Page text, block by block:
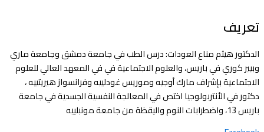
تعريف
الدكتور هيثم مناع العودات: درس الطب في جامعة دمشق وجامعة ماري
وبيير كوري في باريس، والعلوم الاجتماعية في في المعهد العالي للعلوم
الاجتماعية بإشراف مارك أوجيه وموريس غودلييه وفرانسواز هيريتييه ،
دكتور في الأنتربولوجيا اختص في المعالجة النفسية الجسدية في جامعة
باريس 13، واضطرابات النوم واليقظة من جامعة مونبلييه